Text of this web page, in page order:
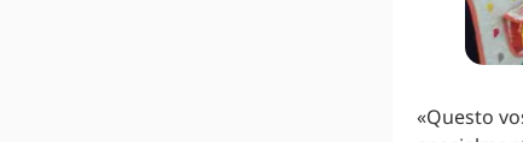
«Questo